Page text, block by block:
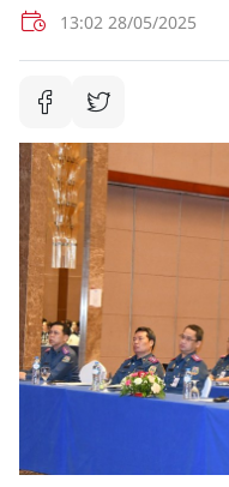
13:02 28/05/2025